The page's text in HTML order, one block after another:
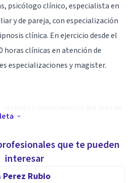
psicólogo clínico, especialista en
y de pareja, con especialización
clínica. En ejercicio desde el
horas clínicas en atención de
especializaciones y magister.
dedico.
individual, familiar y pareja.
que te pueden
interesar
Perez Rubio